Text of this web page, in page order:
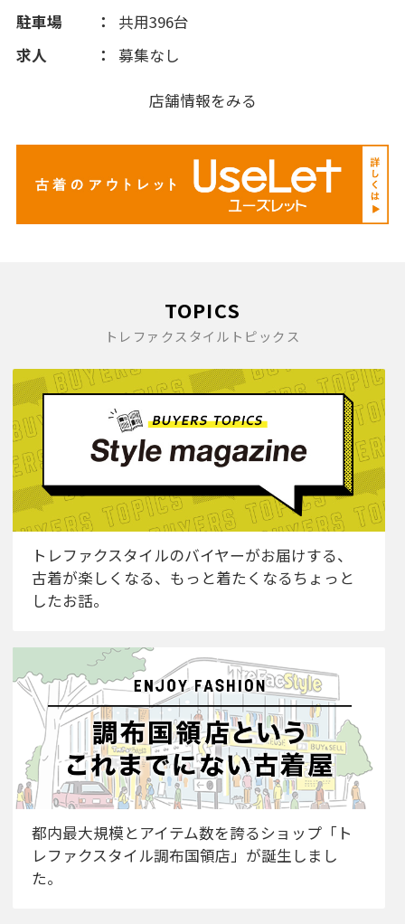
駐車場
共用396台
求人
募集なし
店舗情報をみる
TOPICS
トレファクスタイルトピックス
トレファクスタイルのバイヤーがお届けする、
古着が楽しくなる、もっと着たくなるちょっと
したお話。
都内最大規模とアイテム数を誇るショップ「ト
レファクスタイル調布国領店」が誕生しまし
た。